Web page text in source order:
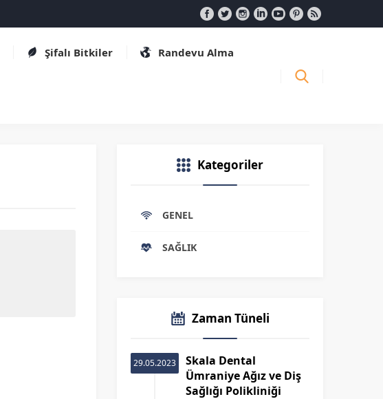
Şifalı Bitkiler Randevu Alma
Kategoriler
GENEL
SAĞLIK
Zaman Tüneli
29.05.2023
Skala Dental
Ümraniye Ağız ve Diş
Sağlığı Polikliniği